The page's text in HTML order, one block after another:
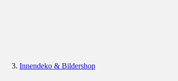
Innendeko & Bildershop